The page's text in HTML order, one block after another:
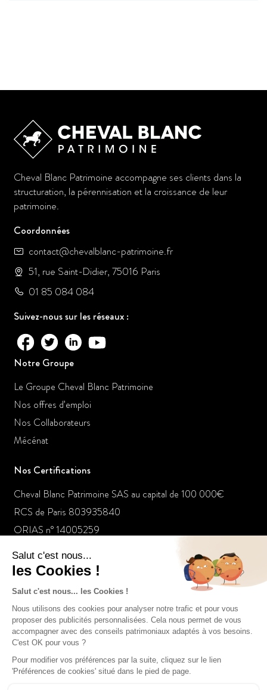
Cheval Blanc Patrimoine accompagne ses clients dans la
structuration, la pérennisation et la croissance de leur
patrimoine.
Coordonnées
contact@chevalblanc-patrimoine.fr
51, rue Saint-Didier, 75016 Paris
01 85 084 084
Suivez-nous sur les réseaux :
Notre Groupe
Le Groupe Cheval Blanc Patrimoine
Nos offres d’emploi
Nos Collaborateurs
Mécénat
Nos Certifications
Cheval Blanc Patrimoine SAS au capital de 100 000€
RCS de Paris 803935840
ORIAS n° 14005259
Un gestionnaire de patrimoine raconte les folies de la
jeunesse dorée
Le placement à suivre : L’or bat les records
Tout pour votre argent: Le marketing des services financiers